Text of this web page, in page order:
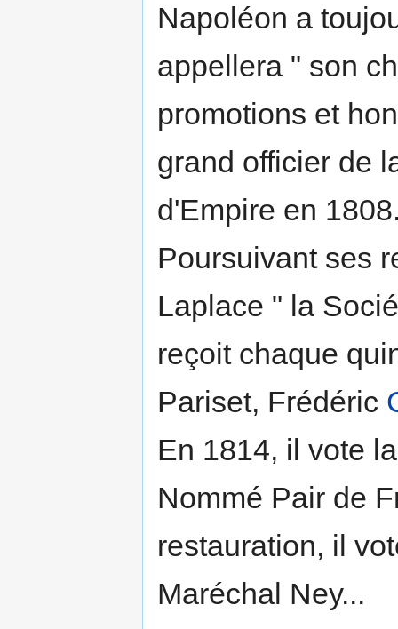
Napoléon a
appellera " son
promotions et
grand officier de
d'Empire en
Poursuivant ses
Laplace " la
reçoit chaque
Pariset, Frédéric
En 1814, il vote
Nommé Pair de
restauration, il
Maréchal Ney...